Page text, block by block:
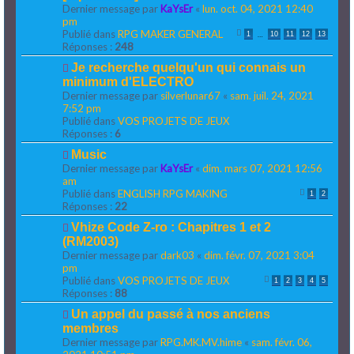
e
e
s
s
a
g
e
u
v
e
a
u
m
e
s
s
a
g
e
Dernier message par KaYsEr« lun. oct. 04, 2021 12:40
pm
Publié dansRPG MAKER GENERAL
Réponses : 248
1 10 11 12 13
N
o
u
v
e
a
u
m
e
s
s
a
g
e
Je recherche quelqu'un qui connais un
minimum d'ELECTRO
Dernier message par silverlunar67 « sam. juil. 24, 2021
7:52 pm
Publié dansVOS PROJETS DE JEUX
Réponses : 6
N
o
u
v
e
a
u
m
e
s
s
a
g
e
Music
Dernier message par KaYsEr« dim. mars 07, 2021 12:56
am
Publié dansENGLISH RPG MAKING
Réponses : 22
1 2
N
o
u
v
e
a
u
m
e
s
Vhize Code Z-ro : Chapitres 1 et 2
(RM2003)
Dernier message pardark03 « dim. févr. 07, 2021 3:04
pm
Publié dansVOS PROJETS DE JEUX
Réponses : 88
1 2 3 4 5
N
o
u
v
Un appel du passé à nos anciens
membres
Dernier message parRPG.MK.MV.hime « sam. févr. 06,